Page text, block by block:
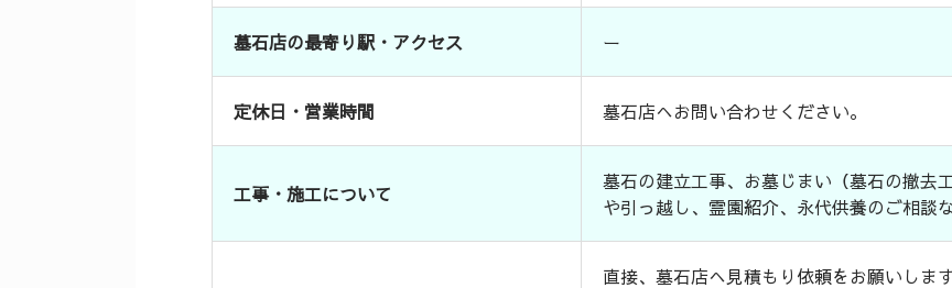
墓石店の最寄り駅・アクセス ー
定休日・営業時間 墓石店へお問い合わせください。
工事・施工について
墓石の建立工事、お墓じまい（墓石の撤去
や引っ越し、霊園紹介、永代供養のご相談な
直接、墓石店へ見積もり依頼をお願いしま